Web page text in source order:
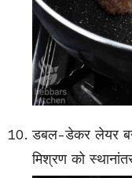
डबल-डेकर लेयर
मिश्रण को